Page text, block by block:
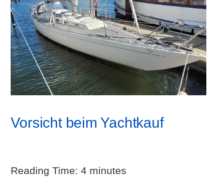
Vorsicht beim Yachtkauf
Reading Time:4 minutes